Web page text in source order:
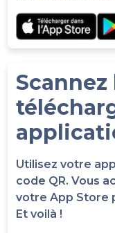
Scannez
Utilisez votre
code QR. Vous
votre App Store
Et voilà !